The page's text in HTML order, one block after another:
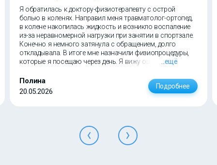
Я обратилась к доктору-физиотерапевту с острой
болью в коленях. Направил меня травматолог-ортопед,
в колене накопилась жидкость и возникло воспаление
из-за неравномерной нагрузки при занятии в спортзале.
Конечно я немного затянула с обращением, долго
откладывала. В итоге мне назначили физиопроцедуры,
которые я посещаю через день. Я вижу ощутимый
Ахадовна. Весёлый и очень добрый доктор.
...ещё
Полина
20.05.2026
Подробнее